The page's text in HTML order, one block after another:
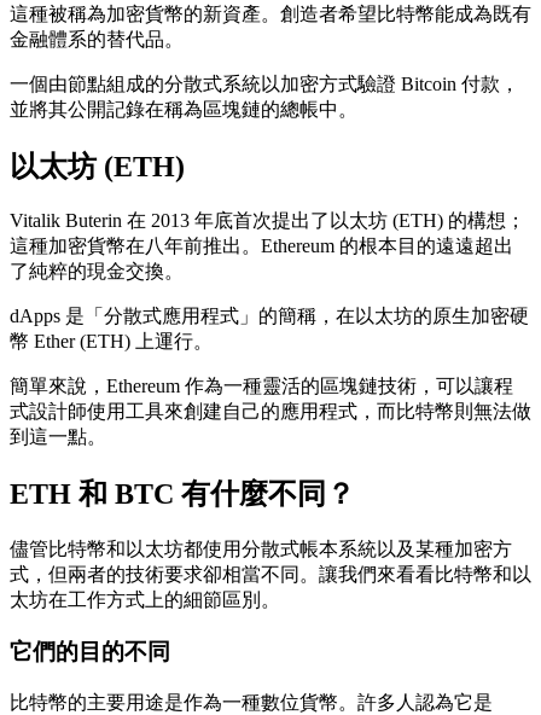
這種被稱為加密貨幣的新資產。創造者希望比特幣能成為既有
金融體系的替代品。
一個由節點組成的分散式系統以加密方式驗證 Bitcoin 付款，
並將其公開記錄在稱為區塊鏈的總帳中。
以太坊 (ETH)
Vitalik Buterin 在 2013 年底首次提出了以太坊 (ETH) 的構想；
這種加密貨幣在八年前推出。Ethereum 的根本目的遠遠超出
了純粹的現金交換。
dApps 是「分散式應用程式」的簡稱，在以太坊的原生加密硬
幣 Ether (ETH) 上運行。
簡單來說，Ethereum 作為一種靈活的區塊鏈技術，可以讓程
式設計師使用工具來創建自己的應用程式，而比特幣則無法做
到這一點。
ETH 和 BTC 有什麼不同？
儘管比特幣和以太坊都使用分散式帳本系統以及某種加密方
式，但兩者的技術要求卻相當不同。讓我們來看看比特幣和以
太坊在工作方式上的細節區別。
它們的目的不同
比特幣的主要用途是作為一種數位貨幣。許多人認為它是